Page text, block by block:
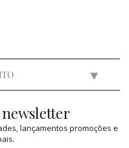
newsletter
lançamentos promoções e